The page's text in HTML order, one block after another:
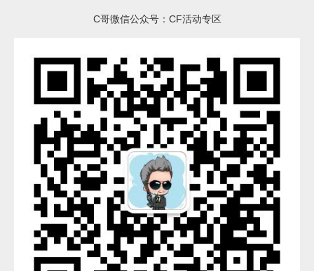
C哥微信公众号：CF活动专区